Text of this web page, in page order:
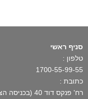
סניף ראשי
טלפון :
1700-55-99-55
כתובת :
רח' פנקס דוד 40 (בכניסה הצפונית לקרית השרון)